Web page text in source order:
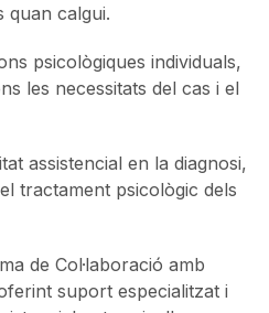
quan calgui.
psicològiques individuals,
les necessitats del cas i el
assistencial en la diagnosi,
tractament psicològic dels
de Col·laboració amb
suport especialitzat i